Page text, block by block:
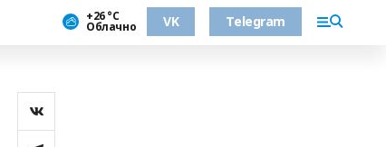
+26 °С
Облачно VK Telegram